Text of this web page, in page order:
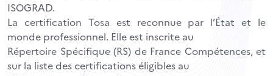
ISOGRAD.
La certification Tosa est reconnue par l’État et le
monde professionnel. Elle est inscrite au
Répertoire Spécifique (RS) de France Compétences, et
sur la liste des certifications éligibles au